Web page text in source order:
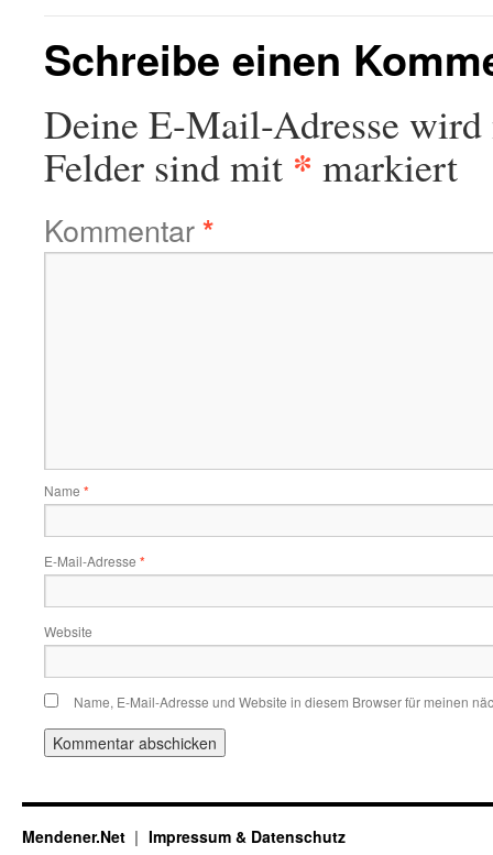
Schreibe einen
Deine E-Mail-Adresse
Felder sind mit * markiert
Kommentar*
Name *
E-Mail-Adresse *
Website
Name, E-Mail-Adresse und Website in diesem Browser für meinen
Mendener.Net Impressum & Datenschutz